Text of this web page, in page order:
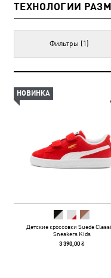
ТЕХНОЛОГИИ
Фильтры (1)
НОВИНКА
Детские кроссовки Suede
Sneakers Kids
3 390,00 ₴